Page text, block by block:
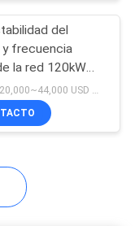
del
frecuencia
la red 120kW
Batería
de batería
por aire de
Exwork: 20,000~44,000 USD MOQ:1